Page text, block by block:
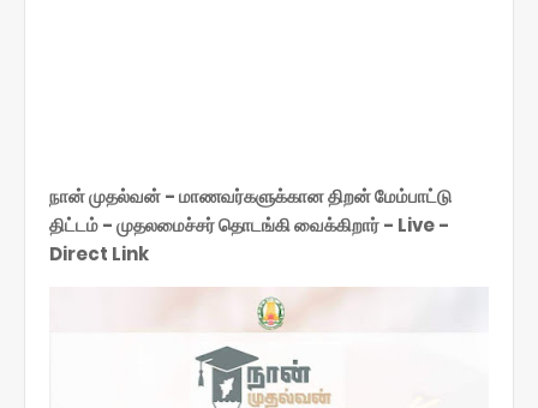
நான் முதல்வன் - மாணவர்களுக்கான திறன் மேம்பாட்டு
திட்டம் - முதலமைச்சர் தொடங்கி வைக்கிறார் - Live -
Direct Link